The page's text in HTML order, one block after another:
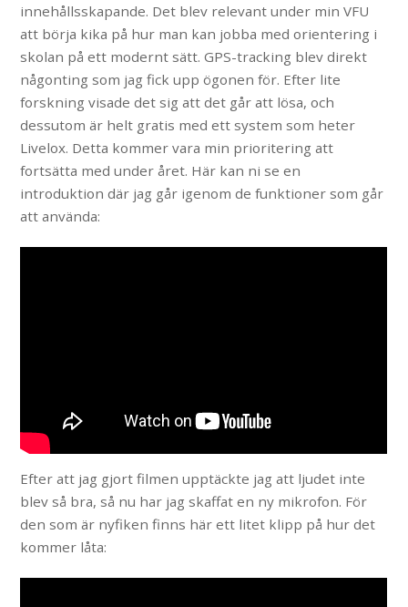
innehållsskapande. Det blev relevant under min VFU
att börja kika på hur man kan jobba med orientering i
skolan på ett modernt sätt. GPS-tracking blev direkt
någonting som jag fick upp ögonen för. Efter lite
forskning visade det sig att det går att lösa, och
dessutom är helt gratis med ett system som heter
Livelox. Detta kommer vara min prioritering att
fortsätta med under året. Här kan ni se en
introduktion där jag går igenom de funktioner som går
att använda:
Efter att jag gjort filmen upptäckte jag att ljudet inte
blev så bra, så nu har jag skaffat en ny mikrofon. För
den som är nyfiken finns här ett litet klipp på hur det
kommer låta: